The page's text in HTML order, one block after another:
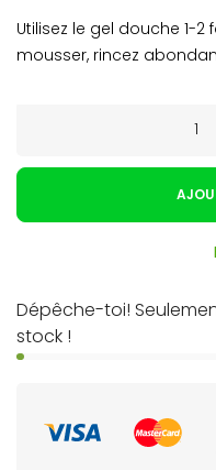
Utilisez le gel douche 1-
mousser, rincez
Dépêche-toi!
stock !